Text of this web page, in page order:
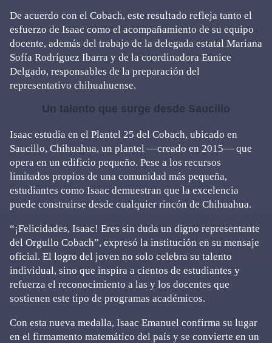
De acuerdo con el Cobach, este resultado refleja tanto el
esfuerzo de Isaac como el acompañamiento de su equipo
docente, además del trabajo de la delegada estatal Mariana
Sofía Rodríguez Ibarra y de la coordinadora Eunice
Delgado, responsables de la preparación del
representativo chihuahuense.
Un talento que surge desde Saucillo
Isaac estudia en el Plantel 25 del Cobach, ubicado en
Saucillo, Chihuahua, un plantel —creado en 2015— que
opera en un edificio pequeño. Pese a los recursos
limitados propios de una comunidad más pequeña,
estudiantes como Isaac demuestran que la excelencia
puede construirse desde cualquier rincón de Chihuahua.
“¡Felicidades, Isaac! Eres sin duda un digno representante
del Orgullo Cobach”, expresó la institución en su mensaje
oficial. El logro del joven no solo celebra su talento
individual, sino que inspira a cientos de estudiantes y
refuerza el reconocimiento a las y los docentes que
sostienen este tipo de programas académicos.
Con esta nueva medalla, Isaac Emanuel confirma su lugar
en el firmamento matemático del país y se convierte en un